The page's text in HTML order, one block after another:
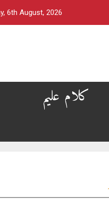
6th August, 2026
کلام علیم